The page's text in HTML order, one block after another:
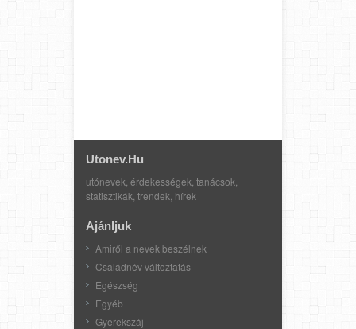
Utonev.hu
utónevek, érdekességek, tanácsok,
statisztikák, trendek, hírek
Ajánljuk
Amiről a nevek beszélnek
Családnév változtatás
Egészség
Egyéb
Gyerekszáj